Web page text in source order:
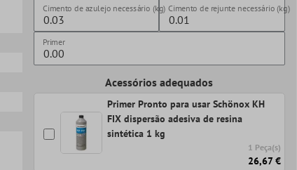
Cimento de azulejo necessário (kg) Cimento de rejunte necessário (kg)
Primer
Acessórios adequados
Primer Pronto para usar Schönox KH
FIX dispersão adesiva de resina
sintética 1 kg
1 Peça(s)
26,67 €